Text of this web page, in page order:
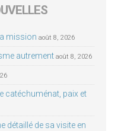
mission août 8, 2026
autrement août 8, 2026
catéchuménat, paix et
détaillé de sa visite en